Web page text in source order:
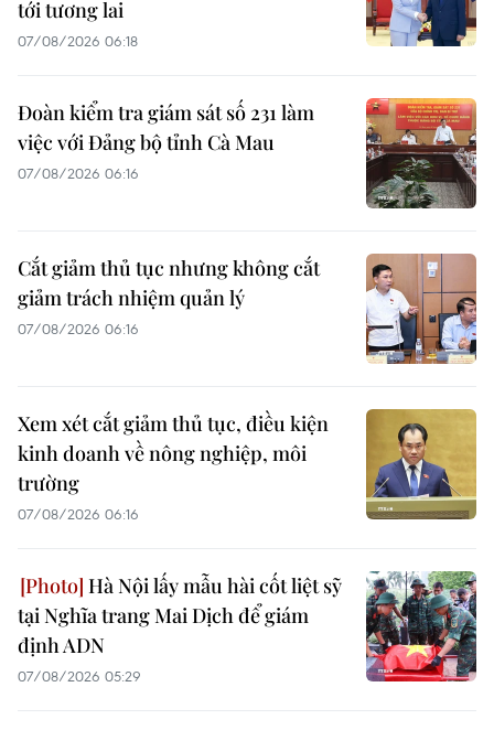
tới tương lai
07/08/2026 06:18
Đoàn kiểm tra giám sát số 231 làm
việc với Đảng bộ tỉnh Cà Mau
07/08/2026 06:16
Cắt giảm thủ tục nhưng không cắt
giảm trách nhiệm quản lý
07/08/2026 06:16
Xem xét cắt giảm thủ tục, điều kiện
kinh doanh về nông nghiệp, môi
trường
07/08/2026 06:16
Hà Nội lấy mẫu hài cốt liệt sỹ
tại Nghĩa trang Mai Dịch để giám
định ADN
07/08/2026 05:29